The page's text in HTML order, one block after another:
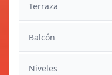
Terraza
Balcón
Niveles